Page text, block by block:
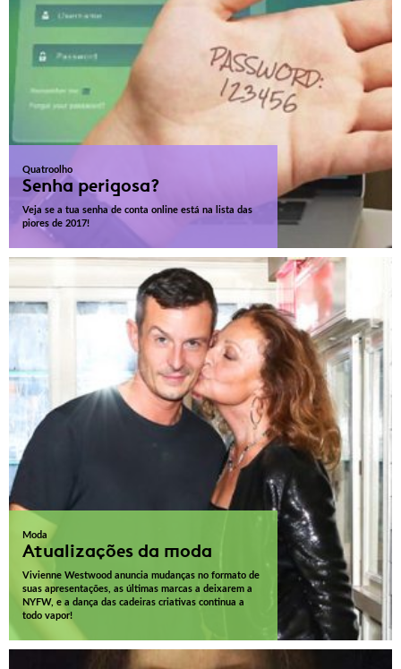
Quatroolho
Senha perigosa?
Veja se a tua senha de conta online está na lista das
piores de 2017!
Moda
Atualizações da moda
Vivienne Westwood anuncia mudanças no formato de
suas apresentações, as últimas marcas a deixarem a
NYFW, e a dança das cadeiras criativas continua a
todo vapor!